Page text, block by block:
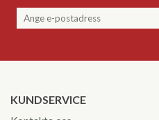
KUNDSERVICE